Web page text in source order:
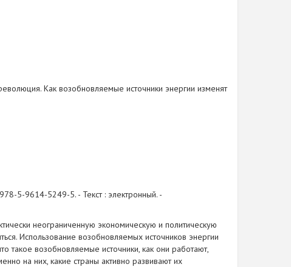
Как возобновляемые источники энергии изменят
5-9614-5249-5. - Текст : электронный. -
неограниченную экономическую и политическую
Использование возобновляемых источников энергии
такое возобновляемые источники, как они работают,
на них, какие страны активно развивают их